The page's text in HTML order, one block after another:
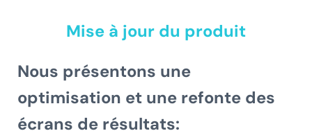
Mise à jour du produit
Nous présentons une
optimisation et une refonte des
écrans de résultats: